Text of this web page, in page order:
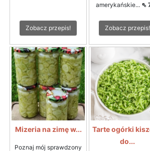
Zobacz przepis!
amerykańskie... ⇖
Zobacz przepis!
Mizeria na zimę w...
Poznaj mój sprawdzony
Tarte ogórki
do...